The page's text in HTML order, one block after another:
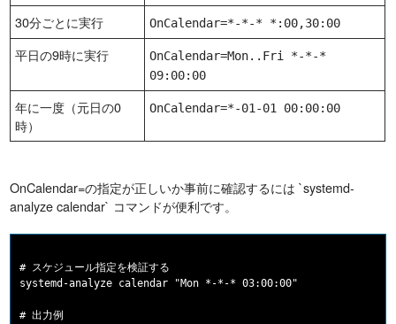
30分ごとに実行 OnCalendar=*-*-* *:00,30:00
平日の9時に実行
OnCalendar=Mon..Fri *-*-*
09:00:00
年に一度（元日の0
時）
OnCalendar=*-01-01 00:00:00
OnCalendar=の指定が正しいか事前に確認するには `systemd-
analyze calendar` コマンドが便利です。
# スケジュール指定を検証する
systemd-analyze calendar "Mon *-*-* 03:00:00"
# 出力例